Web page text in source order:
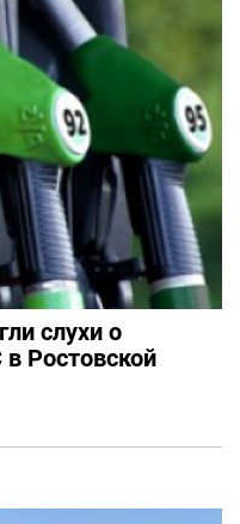
слухи о
Ростовской